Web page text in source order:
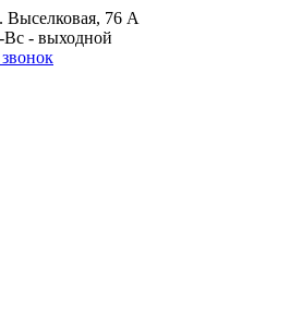
Выселковая, 76 А
- выходной
звонок